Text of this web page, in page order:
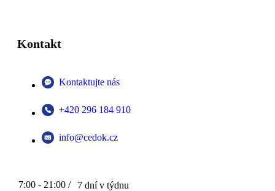
Kontakt
Kontaktujte nás
+420 296 184 910
info@cedok.cz
7:00 - 21:00 / 7 dní v týdnu